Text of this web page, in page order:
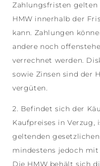
Zahlungsfristen gelten
HMW innerhalb der
kann. Zahlungen
andere noch
verrechnet werden.
sowie Zinsen sind der
vergüten.
2. Befindet sich der
Kaufpreises in
geltenden
mindestens jedoch mit
Die HMW behält sich